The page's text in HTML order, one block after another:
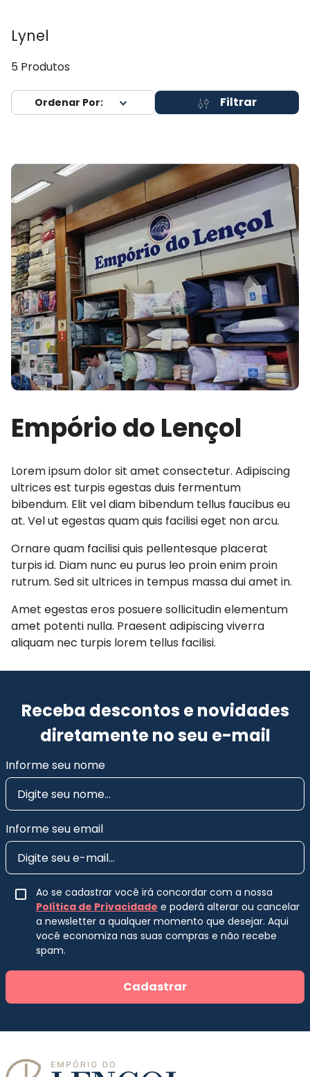
Lynel
5 Produtos
Filtrar
Empório do Lençol
Lorem ipsum dolor sit amet consectetur. Adipiscing
ultrices est turpis egestas duis fermentum
bibendum. Elit vel diam bibendum tellus faucibus eu
at. Vel ut egestas quam quis facilisi eget non arcu.
Ornare quam facilisi quis pellentesque placerat
turpis id. Diam nunc eu purus leo proin enim proin
rutrum. Sed sit ultrices in tempus massa dui amet in.
Amet egestas eros posuere sollicitudin elementum
amet potenti nulla. Praesent adipiscing viverra
aliquam nec turpis lorem tellus facilisi.
Receba descontos e novidades
diretamente no seu e-mail
Informe seu nome
Informe seu email
Ao se cadastrar você irá concordar com a nossa
Política de Privacidade e poderá alterar ou cancelar
a newsletter a qualquer momento que desejar. Aqui
você economiza nas suas compras e não recebe
spam.
Cadastrar